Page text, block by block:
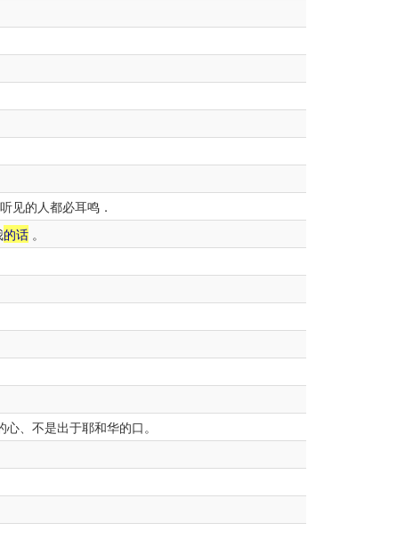
见的人都必耳鸣．
的话 。
、不是出于耶和华的口。